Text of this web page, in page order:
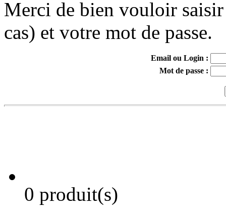
Merci de bien vouloir
cas) et votre mot de passe.
Email ou Login :
Mot de passe :
0 produit(s)